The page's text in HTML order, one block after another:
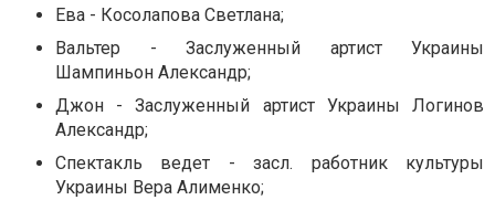
Ева - Косолапова Светлана;
Вальтер - Заслуженный артист Украины
Шампиньон Александр;
Джон - Заслуженный артист Украины Логинов
Александр;
Спектакль ведет - засл. работник культуры
Украины Вера Алименко;